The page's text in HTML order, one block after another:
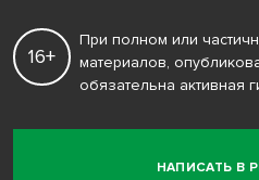
НАПИСАТЬ В
16+
При полном или
материалов,
обязательна активная